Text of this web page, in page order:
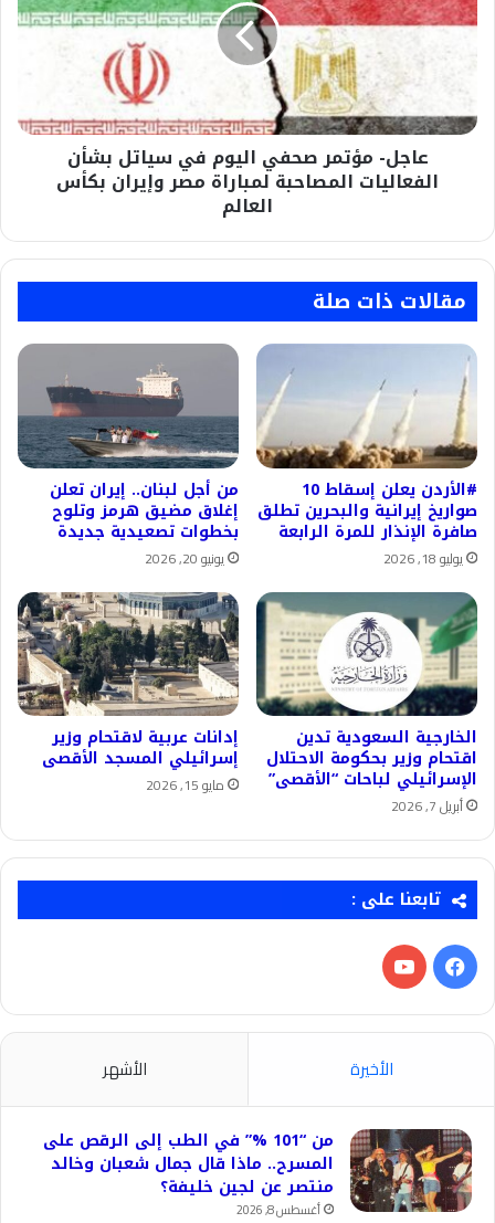
جنيه
اليوم
سياتل
بشأن
المصاحبة
العالم
عاجل- مؤتمر صحفي اليوم في سياتل بشأن
الفعاليات المصاحبة لمباراة مصر وإيران بكأس
العالم
مقالات ذات صلة
#الأردن يعلن إسقاط 10
صواريخ إيرانية والبحرين تطلق
صافرة الإنذار للمرة الرابعة
يوليو 18, 2026
من أجل لبنان.. إيران تعلن
إغلاق مضيق هرمز وتلوح
بخطوات تصعيدية جديدة
يونيو 20, 2026
الخارجية السعودية تدين
اقتحام وزير بحكومة الاحتلال
الإسرائيلي لباحات “الأقصى”
أبريل 7, 2026
إدانات عربية لاقتحام وزير
إسرائيلي المسجد الأقصى
مايو 15, 2026
تابعنا على :
فيسبوك‫YouTube
الأخيرة الأشهر
من “101 %” في الطب إلى الرقص على
المسرح.. ماذا قال جمال شعبان وخالد
منتصر عن لجين خليفة؟
أغسطس 8, 2026